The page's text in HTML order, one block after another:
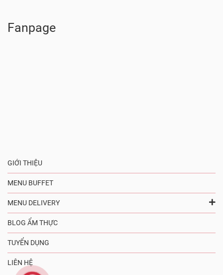
Fanpage
GIỚI THIỆU
MENU BUFFET
MENU DELIVERY
BLOG ẨM THỰC
TUYỂN DỤNG
LIÊN HỆ